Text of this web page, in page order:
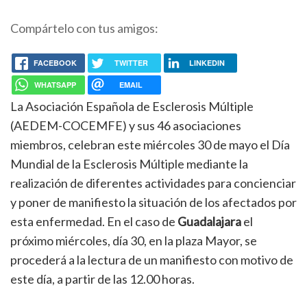
Compártelo con tus amigos:
FACEBOOK TWITTER LINKEDIN
WHATSAPP EMAIL
La Asociación Española de Esclerosis Múltiple
(AEDEM-COCEMFE) y sus 46 asociaciones
miembros, celebran este miércoles 30 de mayo el Día
Mundial de la Esclerosis Múltiple mediante la
realización de diferentes actividades para concienciar
y poner de manifiesto la situación de los afectados por
esta enfermedad. En el caso de Guadalajarael
próximo miércoles, día 30, en la plaza Mayor, se
procederá a la lectura de un manifiesto con motivo de
este día, a partir de las 12.00 horas.